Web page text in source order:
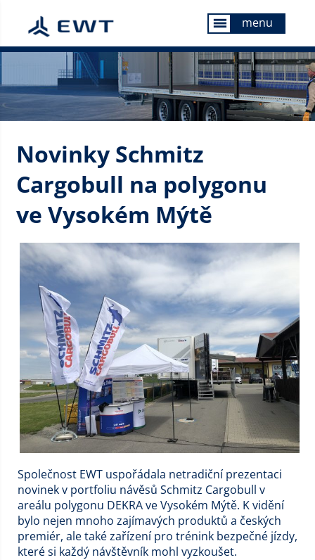
menu menu
Novinky Schmitz
Cargobull na polygonu
ve Vysokém Mýtě
Společnost EWT uspořádala netradiční prezentaci
novinek v portfoliu návěsů Schmitz Cargobull v
areálu polygonu DEKRA ve Vysokém Mýtě. K vidění
bylo nejen mnoho zajímavých produktů a českých
premiér, ale také zařízení pro trénink bezpečné jízdy,
které si každý návštěvník mohl vyzkoušet.